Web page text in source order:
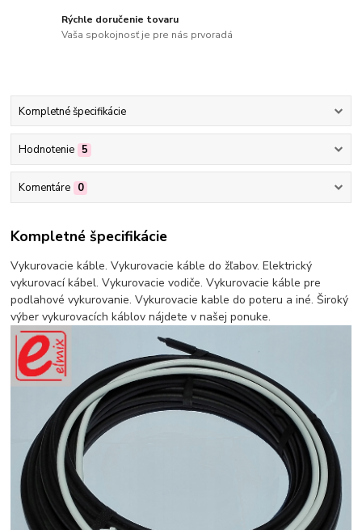
Rýchle doručenie tovaru
Vaša spokojnosť je pre nás prvoradá
Kompletné špecifikácie
Hodnotenie 5
Komentáre 0
Kompletné špecifikácie
Vykurovacie káble. Vykurovacie káble do žľabov. Elektrický
vykurovací kábel. Vykurovacie vodiče. Vykurovacie káble pre
podlahové vykurovanie. Vykurovacie kable do poteru a iné. Široký
výber vykurovacích káblov nájdete v našej ponuke.